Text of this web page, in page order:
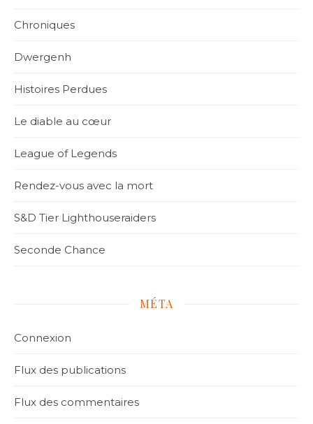
Chroniques
Dwergenh
Histoires Perdues
Le diable au cœur
League of Legends
Rendez-vous avec la mort
S&D Tier Lighthouseraiders
Seconde Chance
MÉTA
Connexion
Flux des publications
Flux des commentaires